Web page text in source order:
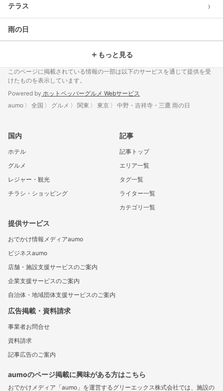
テラス ›
雨の日
＋ もっと見る
このページに掲載されている情報の一部は以下のサービスを通じて提供を受
けたものを表示しています。
Powered by ホットペッパーグルメ Webサービス
aumo
全国 グルメ 関東 東京 中野・吉祥寺・三鷹 雨の日
国内
ホテル
グルメ
レジャー・観光
チラシ・ショッピング
記事
記事トップ
エリア一覧
タグ一覧
ライター一覧
カテゴリ一覧
提供サービス
おでかけ情報メディアaumo
ビジネスaumo
店舗・施設支援サービスのご案内
企業支援サービスのご案内
自治体・地域団体支援サービスのご案内
広告掲載・資料請求
事業者お問合せ
資料請求
記事広告のご案内
aumoのページ掲載に興味がある方はこちら
おでかけメディア「aumo」を運営するグリーエックス株式会社では、施設の